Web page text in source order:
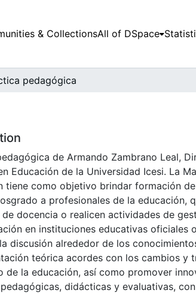
& CollectionsAll of DSpace
pedagógica
de Armando Zambrano Leal,
Educación de la Universidad Icesi. La
tiene como objetivo brindar formación
a profesionales de la educación,
docencia o realicen actividades de
en instituciones educativas oficiales
discusión alrededor de los
teórica acordes con los cambios y
de la educación, así como promover
didácticas y evaluativas,